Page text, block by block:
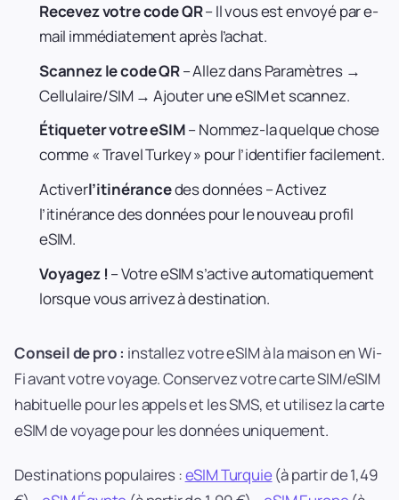
Recevez votre code QR– Il vous est envoyé par e-
mail immédiatement après l’achat.
Scannez le code QR– Allez dans Paramètres →
Cellulaire/SIM → Ajouter une eSIM et scannez.
Étiqueter votre eSIM– Nommez-la quelque chose
comme « Travel Turkey » pour l’identifier facilement.
Activerl’itinérancedes données – Activez
l’itinérance des données pour le nouveau profil
eSIM.
Voyagez ! – Votre eSIM s’active automatiquement
lorsque vous arrivez à destination.
Conseil de pro : installez votre eSIM à la maison en Wi-
Fi avant votre voyage. Conservez votre carte SIM/eSIM
habituelle pour les appels et les SMS, et utilisez la carte
eSIM de voyage pour les données uniquement.
Destinations populaires :eSIM Turquie(à partir de 1,49